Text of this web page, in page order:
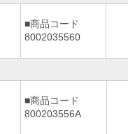
■商品コード
8002035560
■商品コード
800203556A